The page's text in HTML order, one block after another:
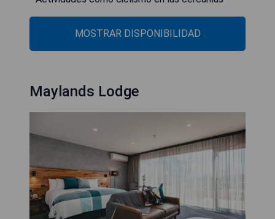
MOSTRAR DISPONIBILIDAD
Maylands Lodge